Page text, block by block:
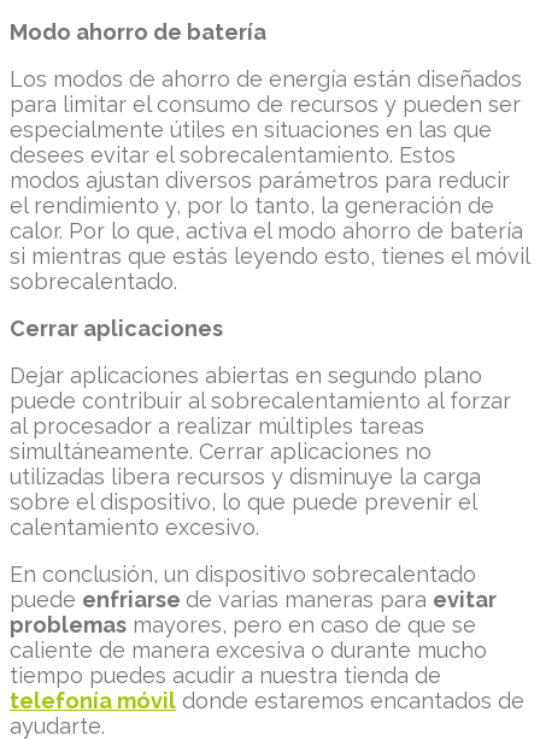
Modo ahorro de batería
Los modos de ahorro de energía están diseñados
para limitar el consumo de recursos y pueden ser
especialmente útiles en situaciones en las que
desees evitar el sobrecalentamiento. Estos
modos ajustan diversos parámetros para reducir
el rendimiento y, por lo tanto, la generación de
calor. Por lo que, activa el modo ahorro de batería
si mientras que estás leyendo esto, tienes el móvil
sobrecalentado.
Cerrar aplicaciones
Dejar aplicaciones abiertas en segundo plano
puede contribuir al sobrecalentamiento al forzar
al procesador a realizar múltiples tareas
simultáneamente. Cerrar aplicaciones no
utilizadas libera recursos y disminuye la carga
sobre el dispositivo, lo que puede prevenir el
calentamiento excesivo.
En conclusión, un dispositivo sobrecalentado
puede enfriarse de varias maneras para evitar
problemas mayores, pero en caso de que se
caliente de manera excesiva o durante mucho
tiempo puedes acudir a nuestra tienda de
telefonía móvil donde estaremos encantados de
ayudarte.